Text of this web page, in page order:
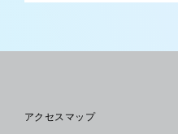
アクセスマップ